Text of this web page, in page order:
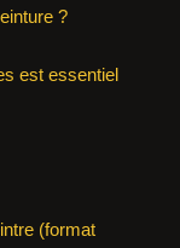
?
est essentiel
(format